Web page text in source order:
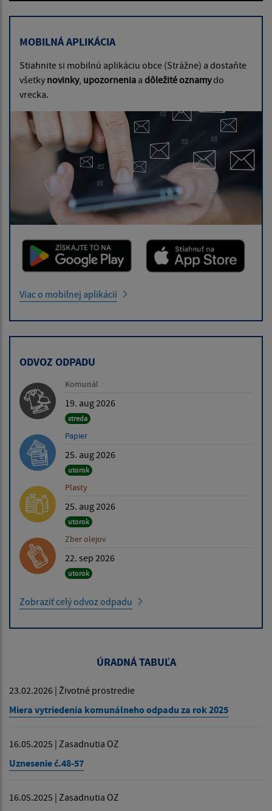
MOBILNÁ APLIKÁCIA
Stiahnite si mobilnú aplikáciu obce (Strážne) a dostaňte
všetky novinky, upozornenia a dôležité oznamydo
vrecka.
Viac o mobilnej aplikácii
ODVOZ ODPADU
Komunál
19. aug 2026
streda
Papier
25. aug 2026
utorok
Plasty
25. aug 2026
utorok
Zber olejov
22. sep 2026
utorok
Zobraziť celý odvoz odpadu
ÚRADNÁ TABUĽA
23.02.2026 | Životné prostredie
Miera vytriedenia komunálneho odpadu za rok 2025
16.05.2025 | Zasadnutia OZ
Uznesenie č.48-57
16.05.2025 | Zasadnutia OZ